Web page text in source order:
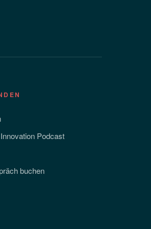
Podcast
buchen